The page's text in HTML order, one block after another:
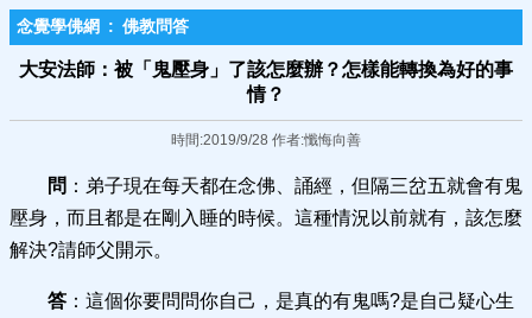
念覺學佛網 : 佛教問答
大安法師：被「鬼壓身」了該怎麼辦？怎樣能轉換為好的事
情？
時間:2019/9/28 作者:懺悔向善
問 ：弟子現在每天都在念佛、誦經，但隔三岔五就會有鬼
壓身，而且都是在剛入睡的時候。這種情況以前就有，該怎麼
解決?請師父開示。
答 ：這個你要問問你自己，是真的有鬼嗎?是自己疑心生